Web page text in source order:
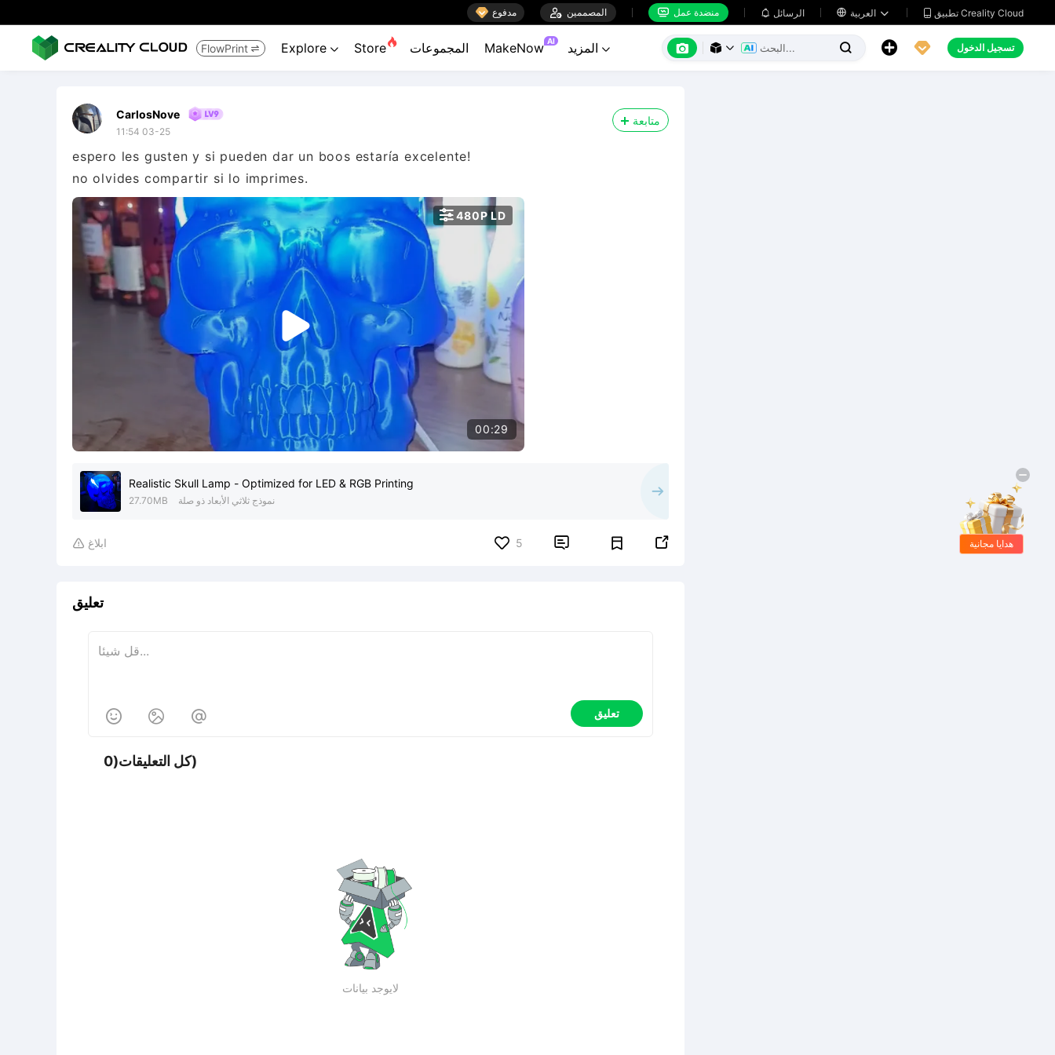
 مدفوع  المصممين  منضدة عمل  الرسائل    تطبيق Creality Cloud
FlowPrint  Explore  Store المجموعات MakeNow AI
       تسجيل الدخول
CarlosNove
11:54 03-25
متابعة
espero les gusten y si pueden dar un boos estaría excelente!
no olvides compartir si lo imprimes.
00:29

480P LD
Realistic Skull Lamp - Optimized for LED & RGB Printing
27.70MB نموذج ثلاثي الأبعاد ذو صلة
 ابلاغ 5  
تعليق
   تعليق
كل التعليقات(0)
لايوجد بيانات
هدايا مجانية